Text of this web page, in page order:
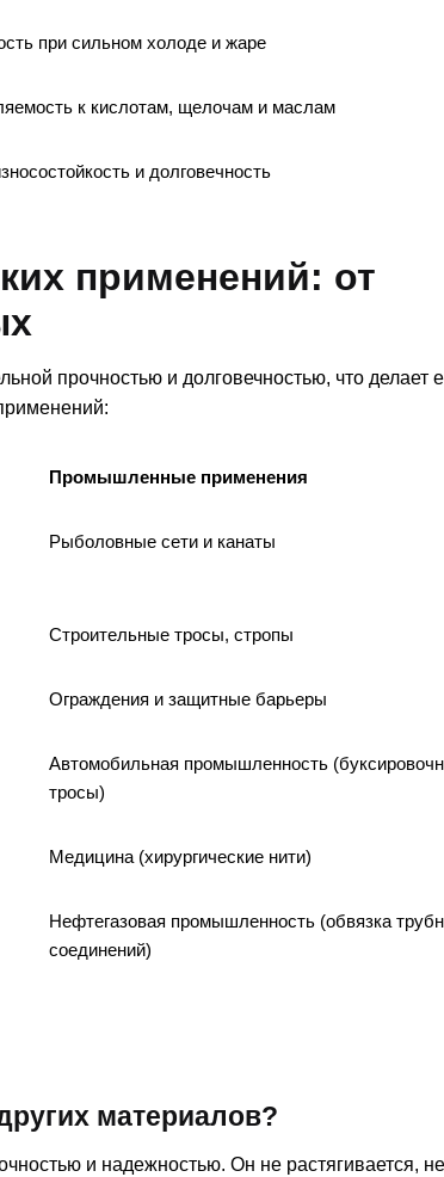
при сильном холоде и жаре
к кислотам, щелочам и маслам
и долговечность
применений: от
прочностью и долговечностью, что делает
Промышленные применения
Рыболовные сети и канаты
Строительные тросы, стропы
Ограждения и защитные барьеры
Автомобильная промышленность
тросы)
Медицина (хирургические нити)
Нефтегазовая промышленность (обвязка
соединений)
материалов?
и надежностью. Он не растягивается, не